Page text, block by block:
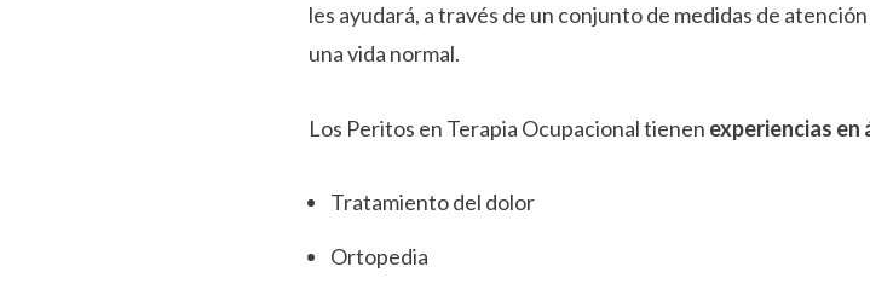
les ayudará, a través de un conjunto de medidas de
una vida normal.
Los Peritos en Terapia Ocupacional tienen experiencias en
Tratamiento del dolor
Ortopedia